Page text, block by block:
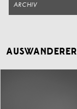
ARCHIV
AUSWANDERER